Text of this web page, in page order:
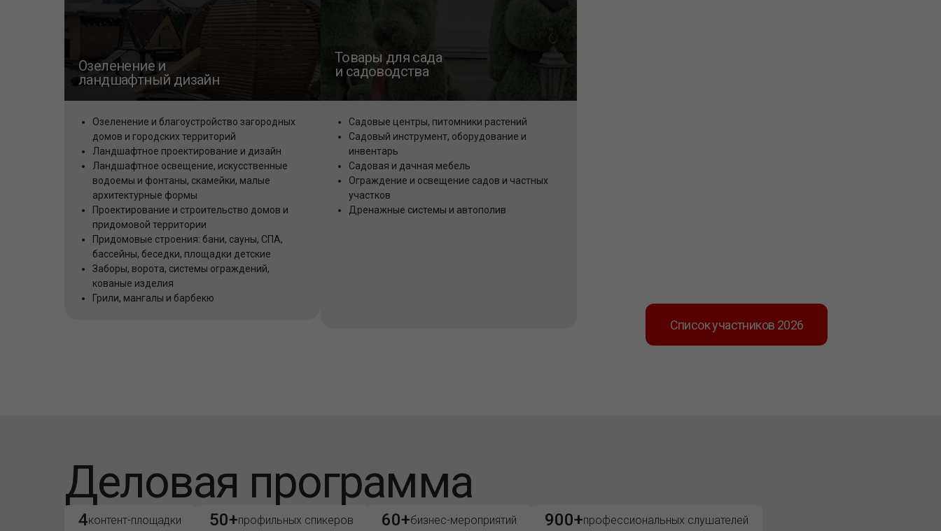
Озеленение и
ландшафтный дизайн
Озеленение и благоустройство загородных
домов и городских территорий
Ландшафтное проектирование и дизайн
Ландшафтное освещение, искусственные
водоемы и фонтаны, скамейки, малые
архитектурные формы
Проектирование и строительство домов и
придомовой территории
Придомовые строения: бани, сауны, СПА,
бассейны, беседки, площадки детские
Заборы, ворота, системы ограждений,
кованые изделия
Грили, мангалы и барбекю
Товары для сада
и садоводства
Садовые центры, питомники растений
Садовый инструмент, оборудование и
инвентарь
Садовая и дачная мебель
Ограждение и освещение садов и частных
участков
Дренажные системы и автополив
Список участников 2026
Деловая программа
4контент-площадки 50+профильных спикеров 60+бизнес-мероприятий 900+профессиональных слушателей